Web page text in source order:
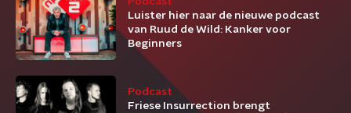
Luister hier naar de nieuwe podcast
van Ruud de Wild: Kanker voor
Beginners
Podcast
Friese Insurrection brengt